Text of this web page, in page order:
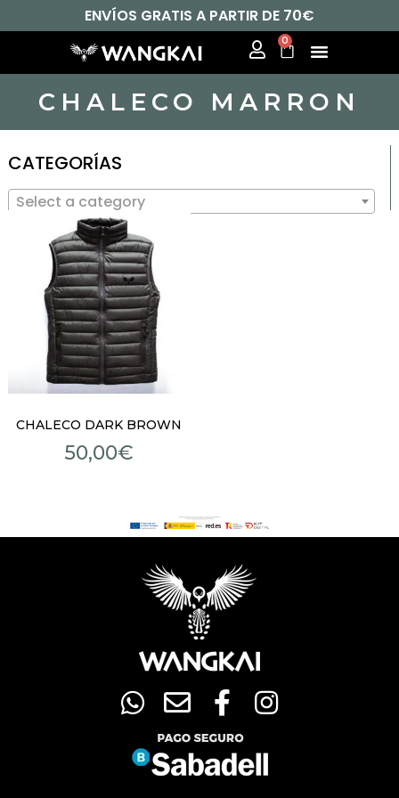
ENVÍOS GRATIS A PARTIR DE 70€
0
CHALECO MARRON
CATEGORÍAS
Select a category
CHALECO DARK BROWN
50,00€